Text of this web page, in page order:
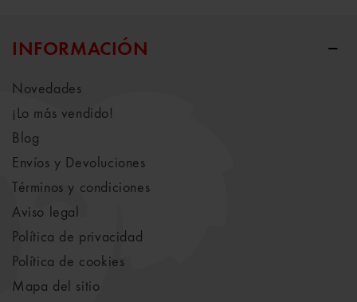
INFORMACIÓN
Novedades
¡Lo más vendido!
Blog
Envíos y Devoluciones
Términos y condiciones
Aviso legal
Política de privacidad
Política de cookies
Mapa del sitio